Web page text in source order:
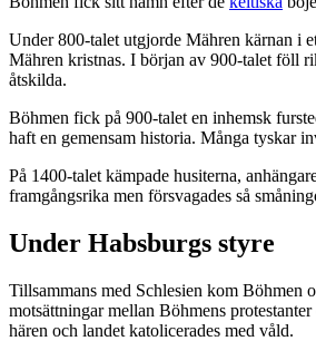
Under 800-talet utgjorde Mähren kärnan i
Mähren kristnas. I början av 900-talet föll
åtskilda.
Böhmen fick på 900-talet en inhemsk
haft en gemensam historia. Många tyskar
På 1400-talet kämpade husiterna,
framgångsrika men försvagades så
Under Habsburgs styre
Tillsammans med Schlesien kom Böhmen
motsättningar mellan Böhmens
hären och landet katolicerades med våld.